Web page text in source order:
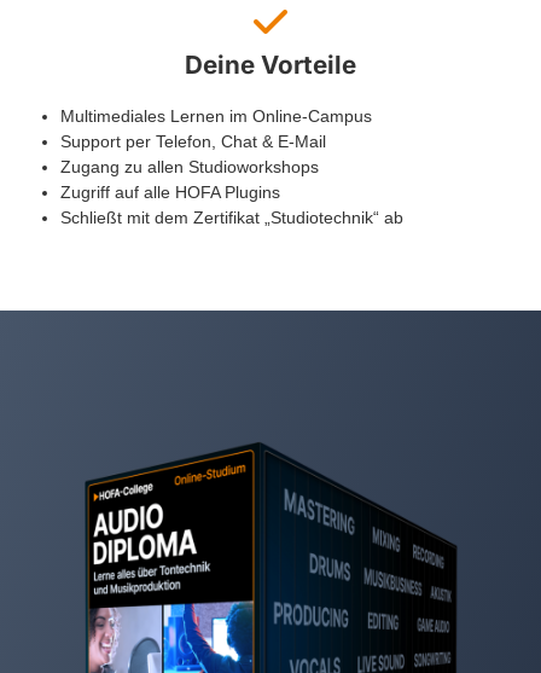
Deine Vorteile
Multimediales Lernen im Online-Campus
Support per Telefon, Chat & E-Mail
Zugang zu allen Studioworkshops
Zugriff auf alle HOFA Plugins
Schließt mit dem Zertifikat „Studiotechnik“ ab